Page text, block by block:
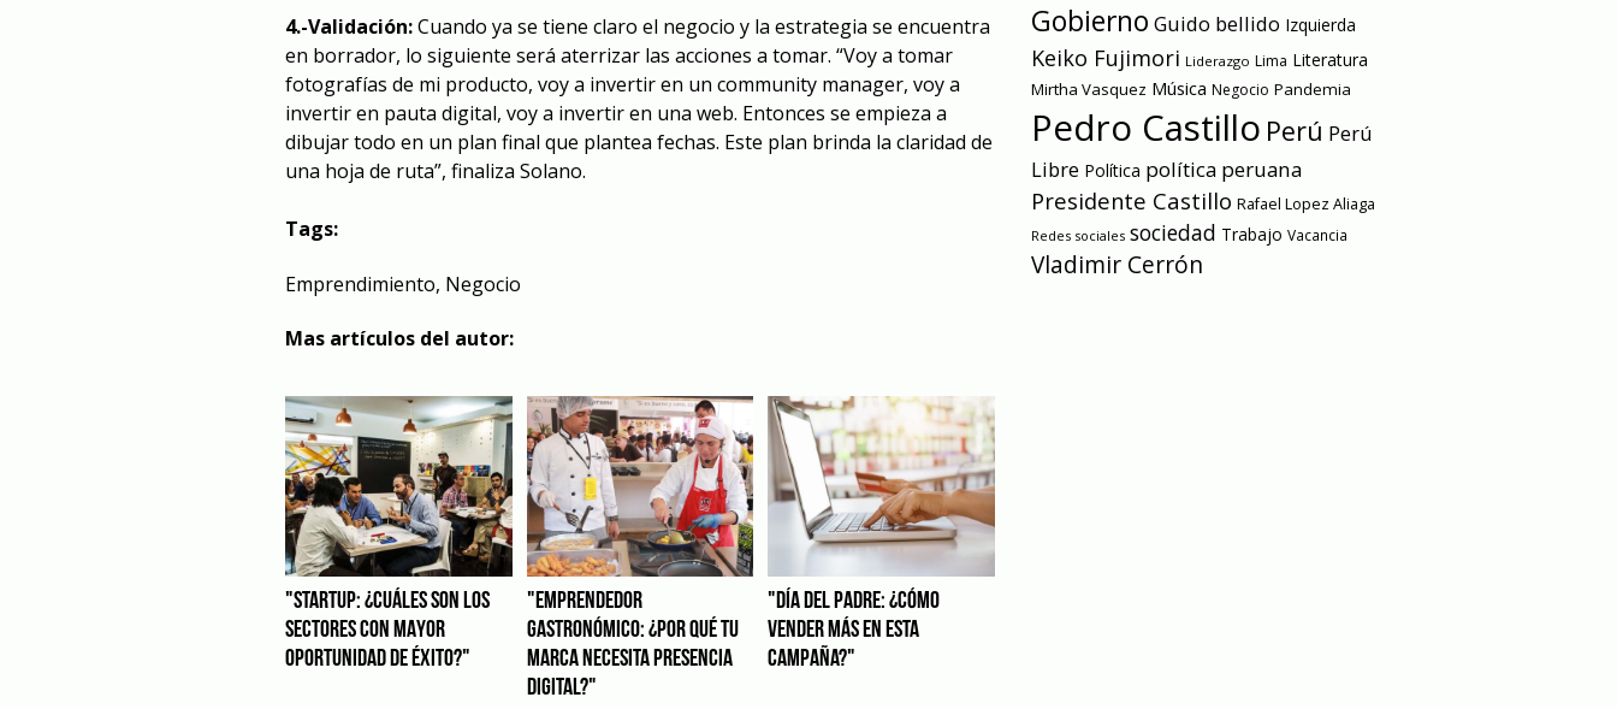
4.-Validación:Cuando ya se tiene claro el negocio y la estrategia se encuentra
en borrador, lo siguiente será aterrizar las acciones a tomar. “Voy a tomar
fotografías de mi producto, voy a invertir en un community manager, voy a
invertir en pauta digital, voy a invertir en una web. Entonces se empieza a
dibujar todo en un plan final que plantea fechas. Este plan brinda la claridad de
una hoja de ruta”, finaliza Solano.
Tags:
Emprendimiento, Negocio
Mas artículos del autor:
"STARTUP: ¿CUÁLES SON LOS
SECTORES CON MAYOR
OPORTUNIDAD DE ÉXITO?"
"EMPRENDEDOR
GASTRONÓMICO: ¿POR QUÉ TU
MARCA NECESITA PRESENCIA
DIGITAL?"
"DÍA DEL PADRE: ¿CÓMO
VENDER MÁS EN ESTA
CAMPAÑA?"
Gobierno Guido bellido Izquierda
Keiko Fujimori Liderazgo Lima Literatura
Mirtha Vasquez Música Negocio Pandemia
Pedro Castillo Perú Perú
Libre Política política peruana
Presidente Castillo Rafael Lopez Aliaga
Redes sociales sociedad Trabajo Vacancia
Vladimir Cerrón